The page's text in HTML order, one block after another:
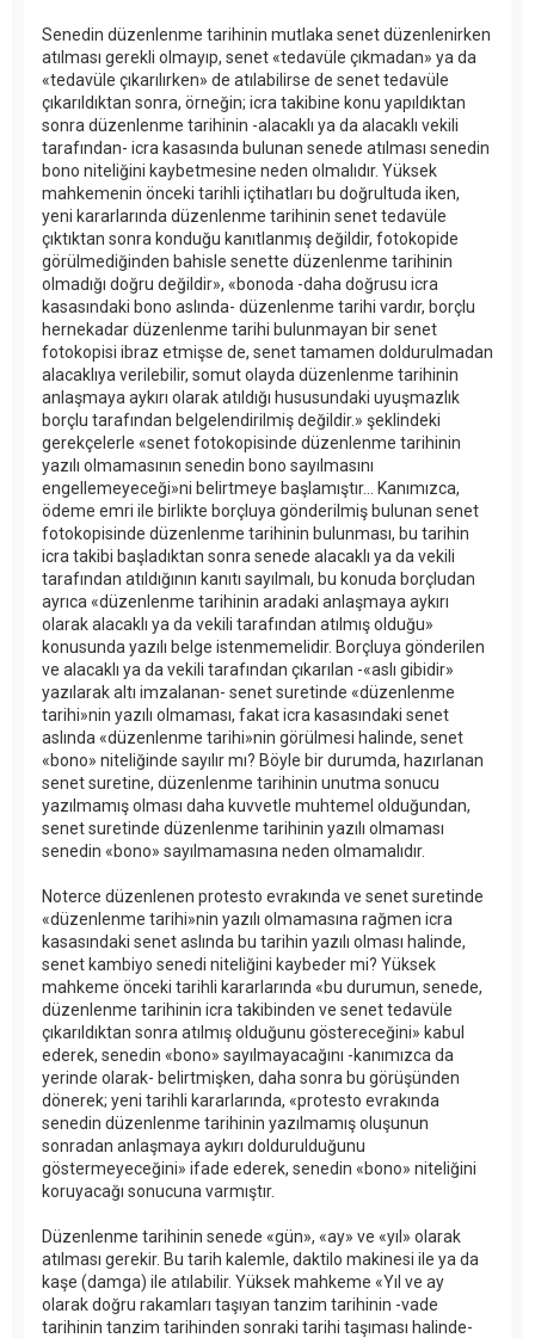
Senedin düzenlenme tarihinin mutlaka senet düzenlenirken
atılması gerekli olmayıp, senet «tedavüle çıkmadan» ya da
«tedavüle çıkarılırken» de atılabilirse de senet tedavüle
çıkarıldıktan sonra, örneğin; icra takibine konu yapıldıktan
sonra düzenlenme tarihinin -alacaklı ya da alacaklı vekili
tarafından- icra kasasında bulunan senede atılması senedin
bono niteliğini kaybetmesine neden olmalıdır. Yüksek
mahkemenin önceki tarihli içtihatları bu doğrultuda iken,
yeni kararlarında düzenlenme tarihinin senet tedavüle
çıktıktan sonra konduğu kanıtlanmış değildir, fotokopide
görülmediğinden bahisle senette düzenlenme tarihinin
olmadığı doğru değildir», «bonoda -daha doğrusu icra
kasasındaki bono aslında- düzenlenme tarihi vardır, borçlu
hernekadar düzenlenme tarihi bulunmayan bir senet
fotokopisi ibraz etmişse de, senet tamamen doldurulmadan
alacaklıya verilebilir, somut olayda düzenlenme tarihinin
anlaşmaya aykırı olarak atıldığı hususundaki uyuşmazlık
borçlu tarafından belgelendirilmiş değildir.» şeklindeki
gerekçelerle «senet fotokopisinde düzenlenme tarihinin
yazılı olmamasının senedin bono sayılmasını
engellemeyeceği»ni belirtmeye başlamıştır... Kanımızca,
ödeme emri ile birlikte borçluya gönderilmiş bulunan senet
fotokopisinde düzenlenme tarihinin bulunması, bu tarihin
icra takibi başladıktan sonra senede alacaklı ya da vekili
tarafından atıldığının kanıtı sayılmalı, bu konuda borçludan
ayrıca «düzenlenme tarihinin aradaki anlaşmaya aykırı
olarak alacaklı ya da vekili tarafından atılmış olduğu»
konusunda yazılı belge istenmemelidir. Borçluya gönderilen
ve alacaklı ya da vekili tarafından çıkarılan -«aslı gibidir»
yazılarak altı imzalanan- senet suretinde «düzenlenme
tarihi»nin yazılı olmaması, fakat icra kasasındaki senet
aslında «düzenlenme tarihi»nin görülmesi halinde, senet
«bono» niteliğinde sayılır mı? Böyle bir durumda, hazırlanan
senet suretine, düzenlenme tarihinin unutma sonucu
yazılmamış olması daha kuvvetle muhtemel olduğundan,
senet suretinde düzenlenme tarihinin yazılı olmaması
senedin «bono» sayılmamasına neden olmamalıdır.
Noterce düzenlenen protesto evrakında ve senet suretinde
«düzenlenme tarihi»nin yazılı olmamasına rağmen icra
kasasındaki senet aslında bu tarihin yazılı olması halinde,
senet kambiyo senedi niteliğini kaybeder mi? Yüksek
mahkeme önceki tarihli kararlarında «bu durumun, senede,
düzenlenme tarihinin icra takibinden ve senet tedavüle
çıkarıldıktan sonra atılmış olduğunu göstereceğini» kabul
ederek, senedin «bono» sayılmayacağını -kanımızca da
yerinde olarak- belirtmişken, daha sonra bu görüşünden
dönerek; yeni tarihli kararlarında, «protesto evrakında
senedin düzenlenme tarihinin yazılmamış oluşunun
sonradan anlaşmaya aykırı doldurulduğunu
göstermeyeceğini» ifade ederek, senedin «bono» niteliğini
koruyacağı sonucuna varmıştır.
Düzenlenme tarihinin senede «gün», «ay» ve «yıl» olarak
atılması gerekir. Bu tarih kalemle, daktilo makinesi ile ya da
kaşe (damga) ile atılabilir. Yüksek mahkeme «Yıl ve ay
olarak doğru rakamları taşıyan tanzim tarihinin -vade
tarihinin tanzim tarihinden sonraki tarihi taşıması halinde-